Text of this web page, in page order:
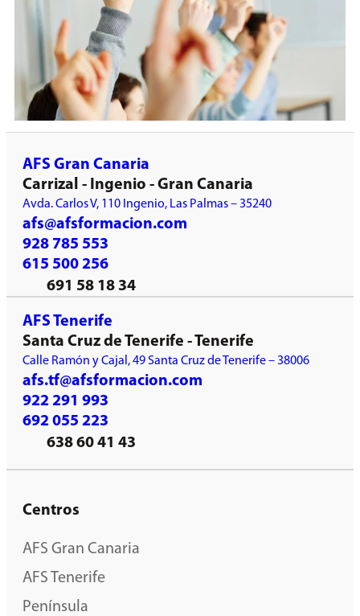
AFS Gran Canaria
Carrizal - Ingenio - Gran Canaria
Avda. Carlos V, 110 Ingenio, Las Palmas – 35240
afs@afsformacion.com
928 785 553
615 500 256
691 58 18 34
AFS Tenerife
Santa Cruz de Tenerife - Tenerife
Calle Ramón y Cajal, 49 Santa Cruz de Tenerife – 38006
afs.tf@afsformacion.com
922 291 993
692 055 223
638 60 41 43
Centros
AFS Gran Canaria
AFS Tenerife
Península